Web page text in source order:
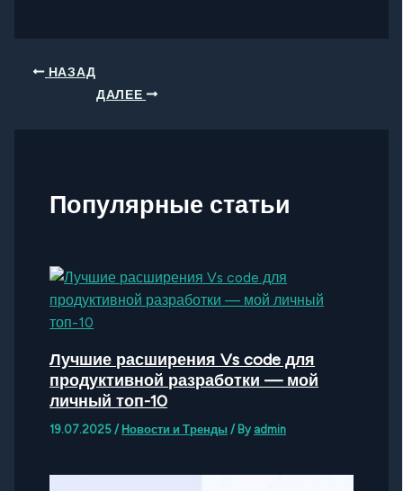
НАЗАД
ДАЛЕЕ
Популярные статьи
Лучшие расширения Vs code для
продуктивной разработки — мой
личный топ-10
19.07.2025/ Новости и Тренды / By admin